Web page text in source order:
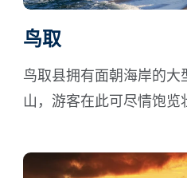
鸟取
鸟取县拥有面朝海岸的大
山，游客在此可尽情饱览